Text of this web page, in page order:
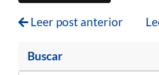
Leer post anterior
Buscar